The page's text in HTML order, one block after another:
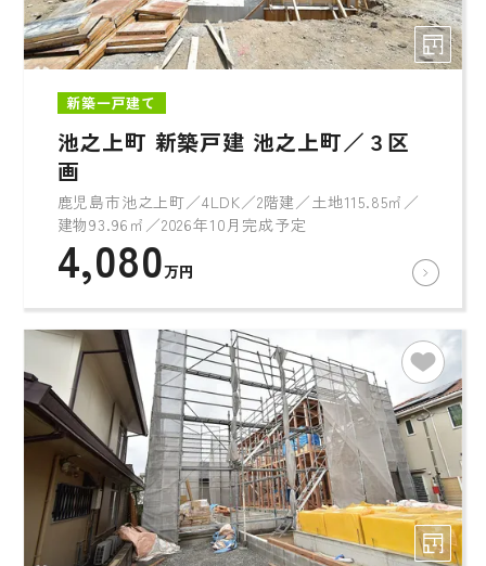
新築一戸建て
池之上町 新築戸建 池之上町／３区
画
鹿児島市池之上町／4LDK／2階建／土地115.85㎡／
建物93.96㎡／2026年10月完成予定
4,080万円